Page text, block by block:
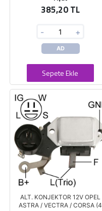
385,20 TL
- +
AD
Sepete Ekle
ALT. KONJEKTOR 12V OPEL
ASTRA / VECTRA / CORSA (4